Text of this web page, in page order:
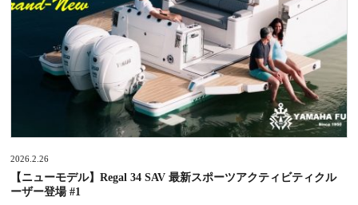
2026.2.26
【ニューモデル】Regal 34 SAV 最新スポーツアクティビティクル
ーザー登場 #1